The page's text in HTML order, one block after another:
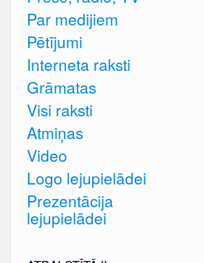
Par medijiem
Pētījumi
Interneta raksti
Grāmatas
Visi raksti
Atmiņas
Video
Logo lejupielādei
Prezentācija
lejupielādei